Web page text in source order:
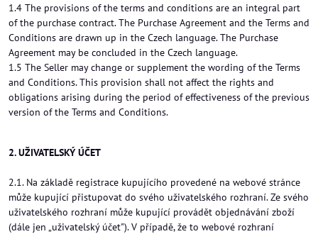
1.4 The provisions of the terms and conditions are an integral part
of the purchase contract. The Purchase Agreement and the Terms and
Conditions are drawn up in the Czech language. The Purchase
Agreement may be concluded in the Czech language.
1.5 The Seller may change or supplement the wording of the Terms
and Conditions. This provision shall not affect the rights and
obligations arising during the period of effectiveness of the previous
version of the Terms and Conditions.
2. UŽIVATELSKÝ ÚČET
2.1. Na základě registrace kupujícího provedené na webové stránce
může kupující přistupovat do svého uživatelského rozhraní. Ze svého
uživatelského rozhraní může kupující provádět objednávání zboží
(dále jen „uživatelský účet"). V případě, že to webové rozhraní